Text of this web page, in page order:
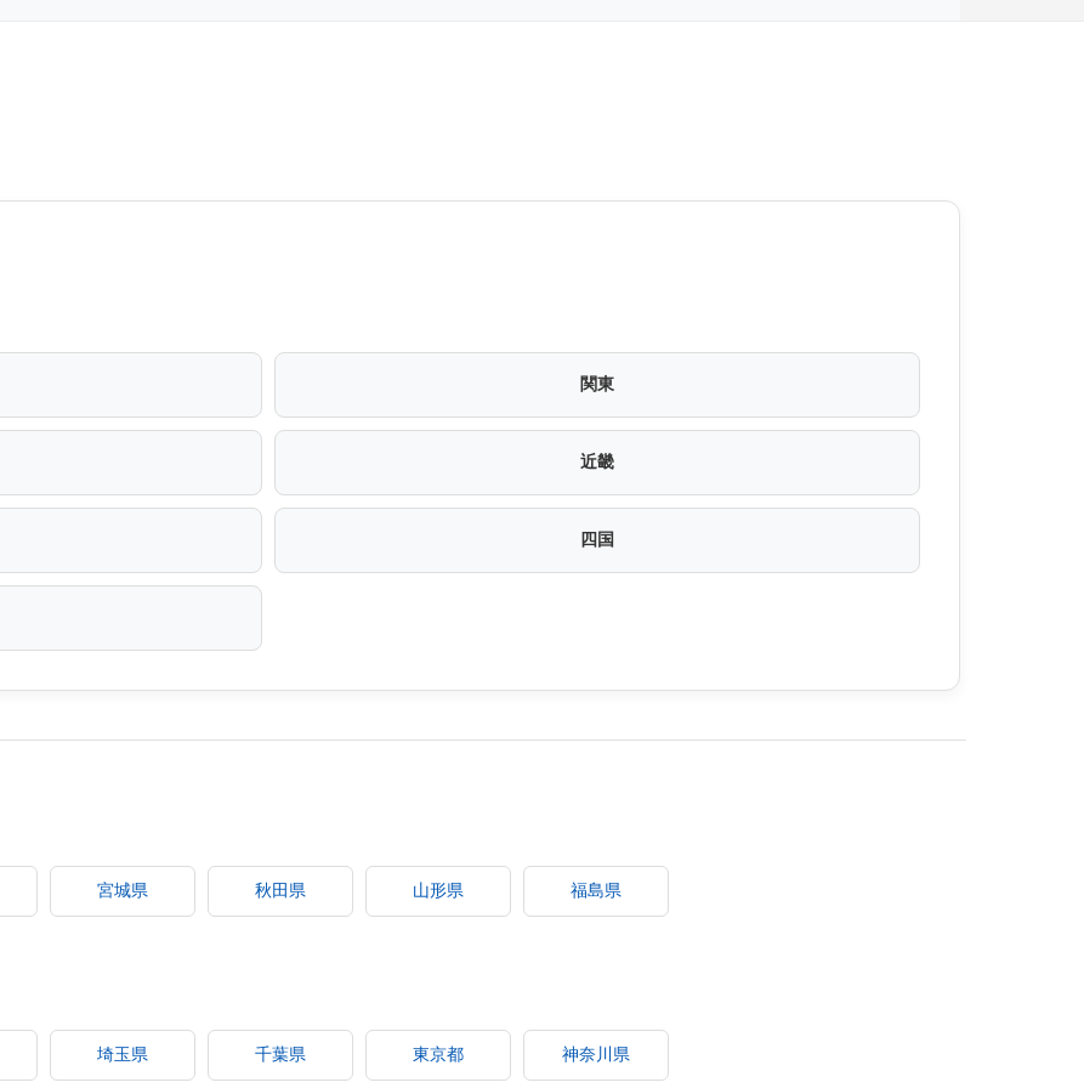
関東
近畿
四国
宮城県 秋田県 山形県 福島県
埼玉県 千葉県 東京都 神奈川県